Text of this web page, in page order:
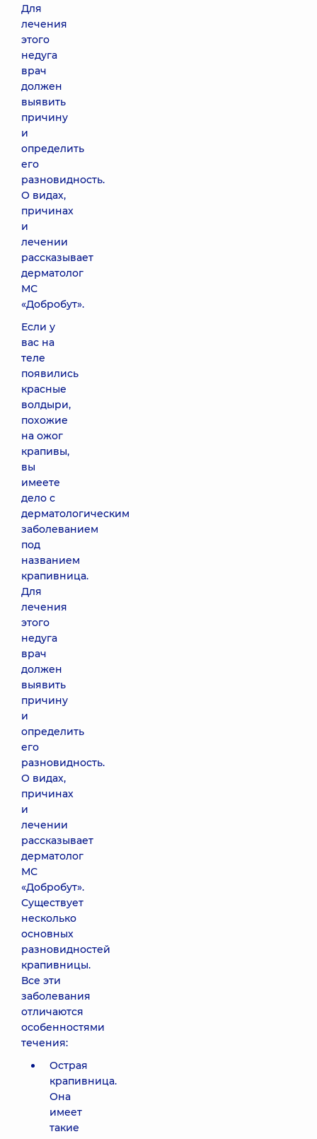
Для
лечения
этого
недуга
врач
должен
выявить
причину
и
определить
его
разновидность.
О видах,
причинах
и
лечении
рассказывает
дерматолог
МС
«Добробут».
Если у
вас на
теле
появились
красные
волдыри,
похожие
на ожог
крапивы,
вы
имеете
дело с
дерматологическим
заболеванием
под
названием
крапивница.
Для
лечения
этого
недуга
врач
должен
выявить
причину
и
определить
его
разновидность.
О видах,
причинах
и
лечении
рассказывает
дерматолог
МС
«Добробут».
Существует
несколько
основных
разновидностей
крапивницы.
Все эти
заболевания
отличаются
особенностями
течения:
Острая
крапивница.
Она
имеет
такие